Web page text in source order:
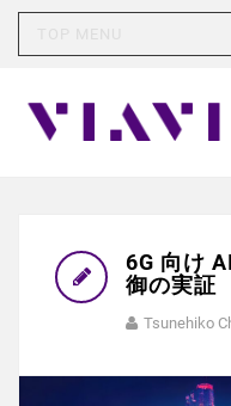
6G 向け
御の実証
Tsunehiko